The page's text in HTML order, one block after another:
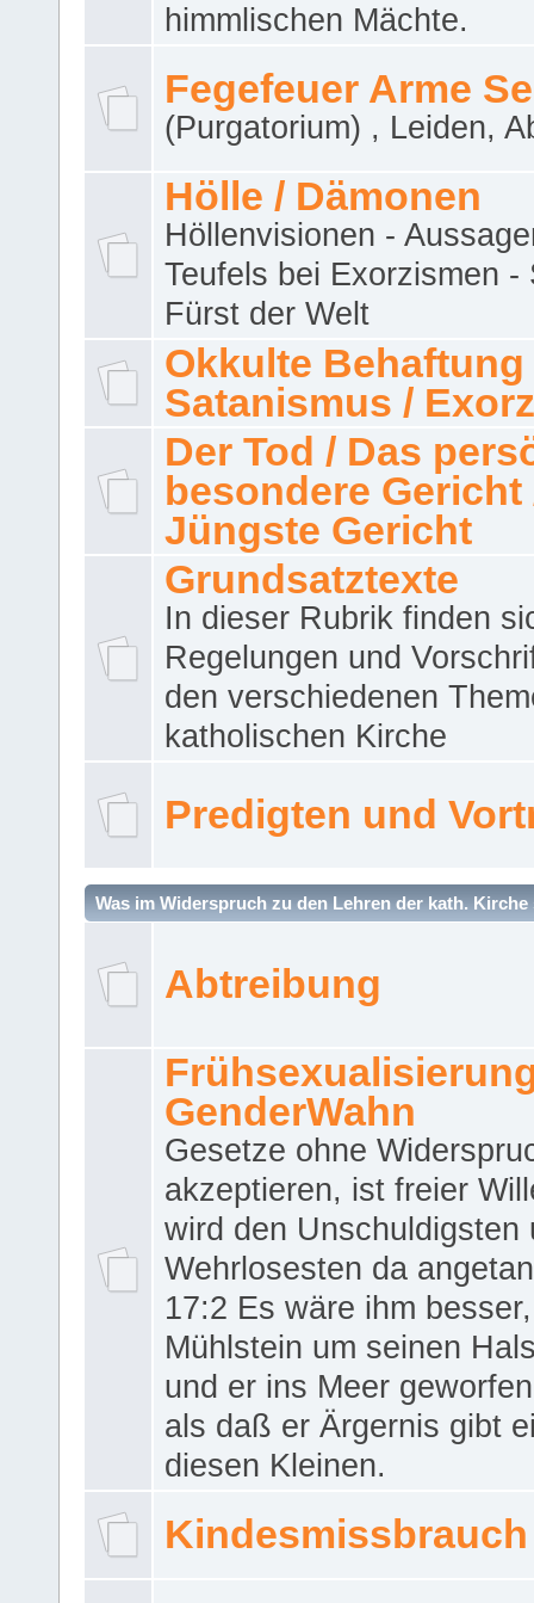
himmlischen Mächte.
Fegefeuer Arme
(Purgatorium) , Leiden,
Hölle / Dämonen
Höllenvisionen -
Teufels bei Exorzismen -
Fürst der Welt
Okkulte Behaftung
Satanismus /
Der Tod / Das
besondere Gericht
Jüngste Gericht
Grundsatztexte
In dieser Rubrik finden
Regelungen und
den verschiedenen
katholischen Kirche
Predigten und
Was im Widerspruch zu den Lehren der kath. Kirche
Abtreibung
GenderWahn
Gesetze ohne
akzeptieren, ist freier
wird den Unschuldigsten
Wehrlosesten da
17:2 Es wäre ihm
Mühlstein um seinen
und er ins Meer
als daß er Ärgernis gibt
diesen Kleinen.
Kindesmissbrauch